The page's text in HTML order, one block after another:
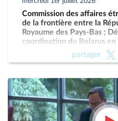
Commission des affaires
de la frontière entre la
Royaume des Pays-Bas ;
coordination du Belarus en
partager